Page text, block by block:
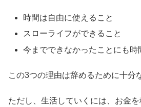
時間は自由に使えること
スローライフができること
今までできなかったことにも時
この3つの理由は辞めるために十分
ただし、生活していくには、お金